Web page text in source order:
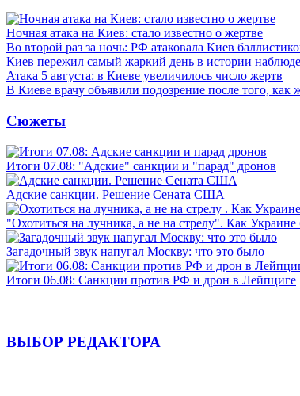
Ночная атака на Киев: стало известно о жертве
Во второй раз за ночь: РФ атаковала Киев
Киев пережил самый жаркий день в истории
Атака 5 августа: в Киеве увеличилось число жертв
В Киеве врачу объявили подозрение после того, как
Сюжеты
Итоги 07.08: "Адские" санкции и "парад" дронов
Адские санкции. Решение Сената США
"Охотиться на лучника, а не на стрелу". Как Украине
Загадочный звук напугал Москву: что это было
Итоги 06.08: Санкции против РФ и дрон в Лейпциге
ВЫБОР РЕДАКТОРА